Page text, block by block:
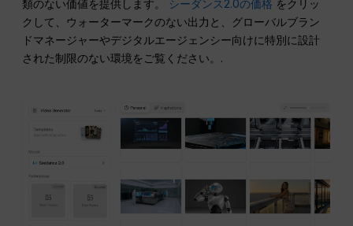
類のない価値を提供します。 シーダンス2.0の価格 をクリッ
クして、ウォーターマークのない出力と、グローバルブラン
ドマネージャーやデジタルエージェンシー向けに特別に設計
された制限のない環境をご覧ください。.